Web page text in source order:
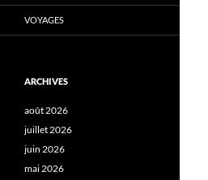
VOYAGES
ARCHIVES
août 2026
juillet 2026
juin 2026
mai 2026